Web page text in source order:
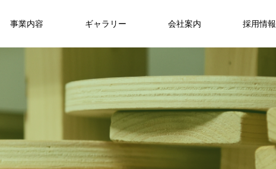
事業内容 ギャラリー 会社案内 採用情報